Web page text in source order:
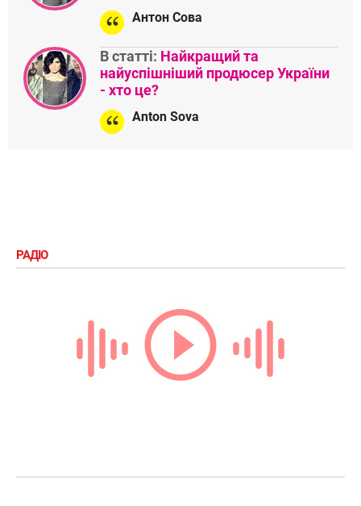
Антон Сова
В статті: Найкращий та
найуспішніший продюсер України
- хто це?
Anton Sova
РАДІО